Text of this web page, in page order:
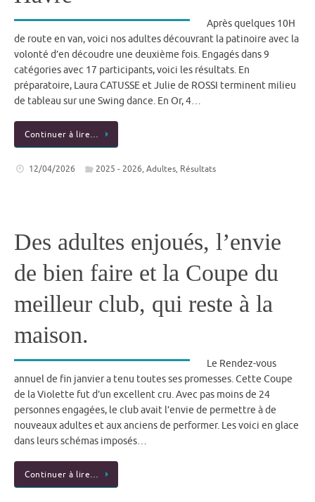
Après quelques 10H
de route en van, voici nos adultes découvrant la patinoire avec la
volonté d’en découdre une deuxième fois. Engagés dans 9
catégories avec 17 participants, voici les résultats. En
préparatoire, Laura CATUSSE et Julie de ROSSI terminent milieu
de tableau sur une Swing dance. En Or, 4…
Continuer à lire…
12/04/2026 2025 - 2026,Adultes, Résultats
Des adultes enjoués, l’envie
de bien faire et la Coupe du
meilleur club, qui reste à la
maison.
Le Rendez-vous
annuel de fin janvier a tenu toutes ses promesses. Cette Coupe
de la Violette fut d’un excellent cru. Avec pas moins de 24
personnes engagées, le club avait l’envie de permettre à de
nouveaux adultes et aux anciens de performer. Les voici en glace
dans leurs schémas imposés…
Continuer à lire…